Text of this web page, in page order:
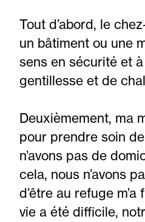
Tout d’abord, le
un bâtiment ou une
sens en sécurité et à
gentillesse et de
Deuxièmement, ma
pour prendre soin
n’avons pas de
cela, nous n’avons
d’être au refuge
vie a été difficile,